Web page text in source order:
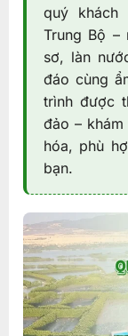
quý khách
Trung Bộ –
sơ, làn
đáo cùng
trình được
đảo –
hóa, phù
bạn.